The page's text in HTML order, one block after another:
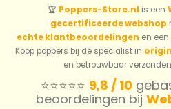
🏆 Poppers-Store.nl is een
gecertificeerde webshop
echte klantbeoordelingen en
Koop poppers bij dé specialist in
en betrouwbaar
⭐️⭐️⭐️⭐️⭐️ 9,8 / 10
beoordelingen bij